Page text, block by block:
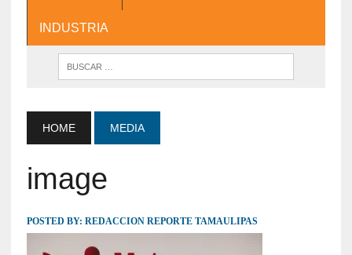
INDUSTRIA
HOME MEDIA
image
POSTED BY: REDACCION REPORTE TAMAULIPAS